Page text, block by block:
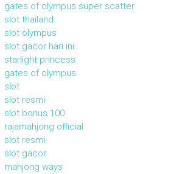
gates of olympus super scatter
slot thailand
slot olympus
slot gacor hari ini
starlight princess
gates of olympus
slot
slot resmi
slot bonus 100
rajamahjong official
slot resmi
slot gacor
mahjong ways